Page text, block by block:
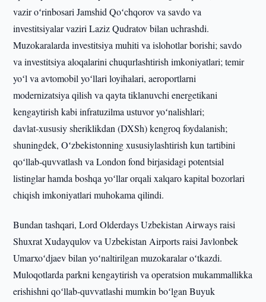
vazir oʻrinbosari Jamshid Qoʻchqorov va savdo va
investitsiyalar vaziri Laziz Qudratov bilan uchrashdi.
Muzokaralarda investitsiya muhiti va islohotlar borishi; savdo
va investitsiya aloqalarini chuqurlashtirish imkoniyatlari; temir
yoʻl va avtomobil yoʻllari loyihalari, aeroportlarni
modernizatsiya qilish va qayta tiklanuvchi energetikani
kengaytirish kabi infratuzilma ustuvor yoʻnalishlari;
davlat‑xususiy sheriklikdan (DXSh) kengroq foydalanish;
shuningdek, Oʻzbekistonning xususiylashtirish kun tartibini
qoʻllab‑quvvatlash va London fond birjasidagi potentsial
listinglar hamda boshqa yoʻllar orqali xalqaro kapital bozorlari
chiqish imkoniyatlari muhokama qilindi.
Bundan tashqari, Lord Olderdays Uzbekistan Airways raisi
Shuxrat Xudayqulov va Uzbekistan Airports raisi Javlonbek
Umarxoʻdjaev bilan yoʻnaltirilgan muzokaralar oʻtkazdi.
Muloqotlarda parkni kengaytirish va operatsion mukammallikka
erishishni qoʻllab‑quvvatlashi mumkin boʻlgan Buyuk